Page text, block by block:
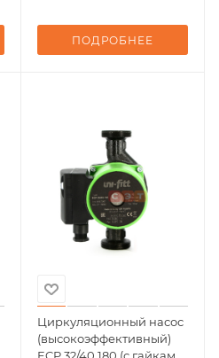
ПОДРОБНЕЕ
Циркуляционный насос
(высокоэффективный)